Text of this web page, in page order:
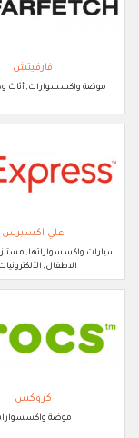
فارفيتش
موضة واكسسوارات, أثاث
علي اكسبرس
سيارات واكسسواراتها,
الاطفال,
كروكس
موضة